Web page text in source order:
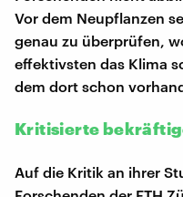
Vor dem Neupflanzen
genau zu überprüfen,
effektivsten das Klima
dem dort schon
Kritisierte
Auf die Kritik an ihrer